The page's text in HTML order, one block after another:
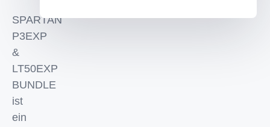
SPARTAN
P3EXP
&
LT50EXP
BUNDLE
ist
ein